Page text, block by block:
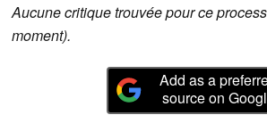
Aucune critique trouvée pour ce
moment).
Add as a
source on